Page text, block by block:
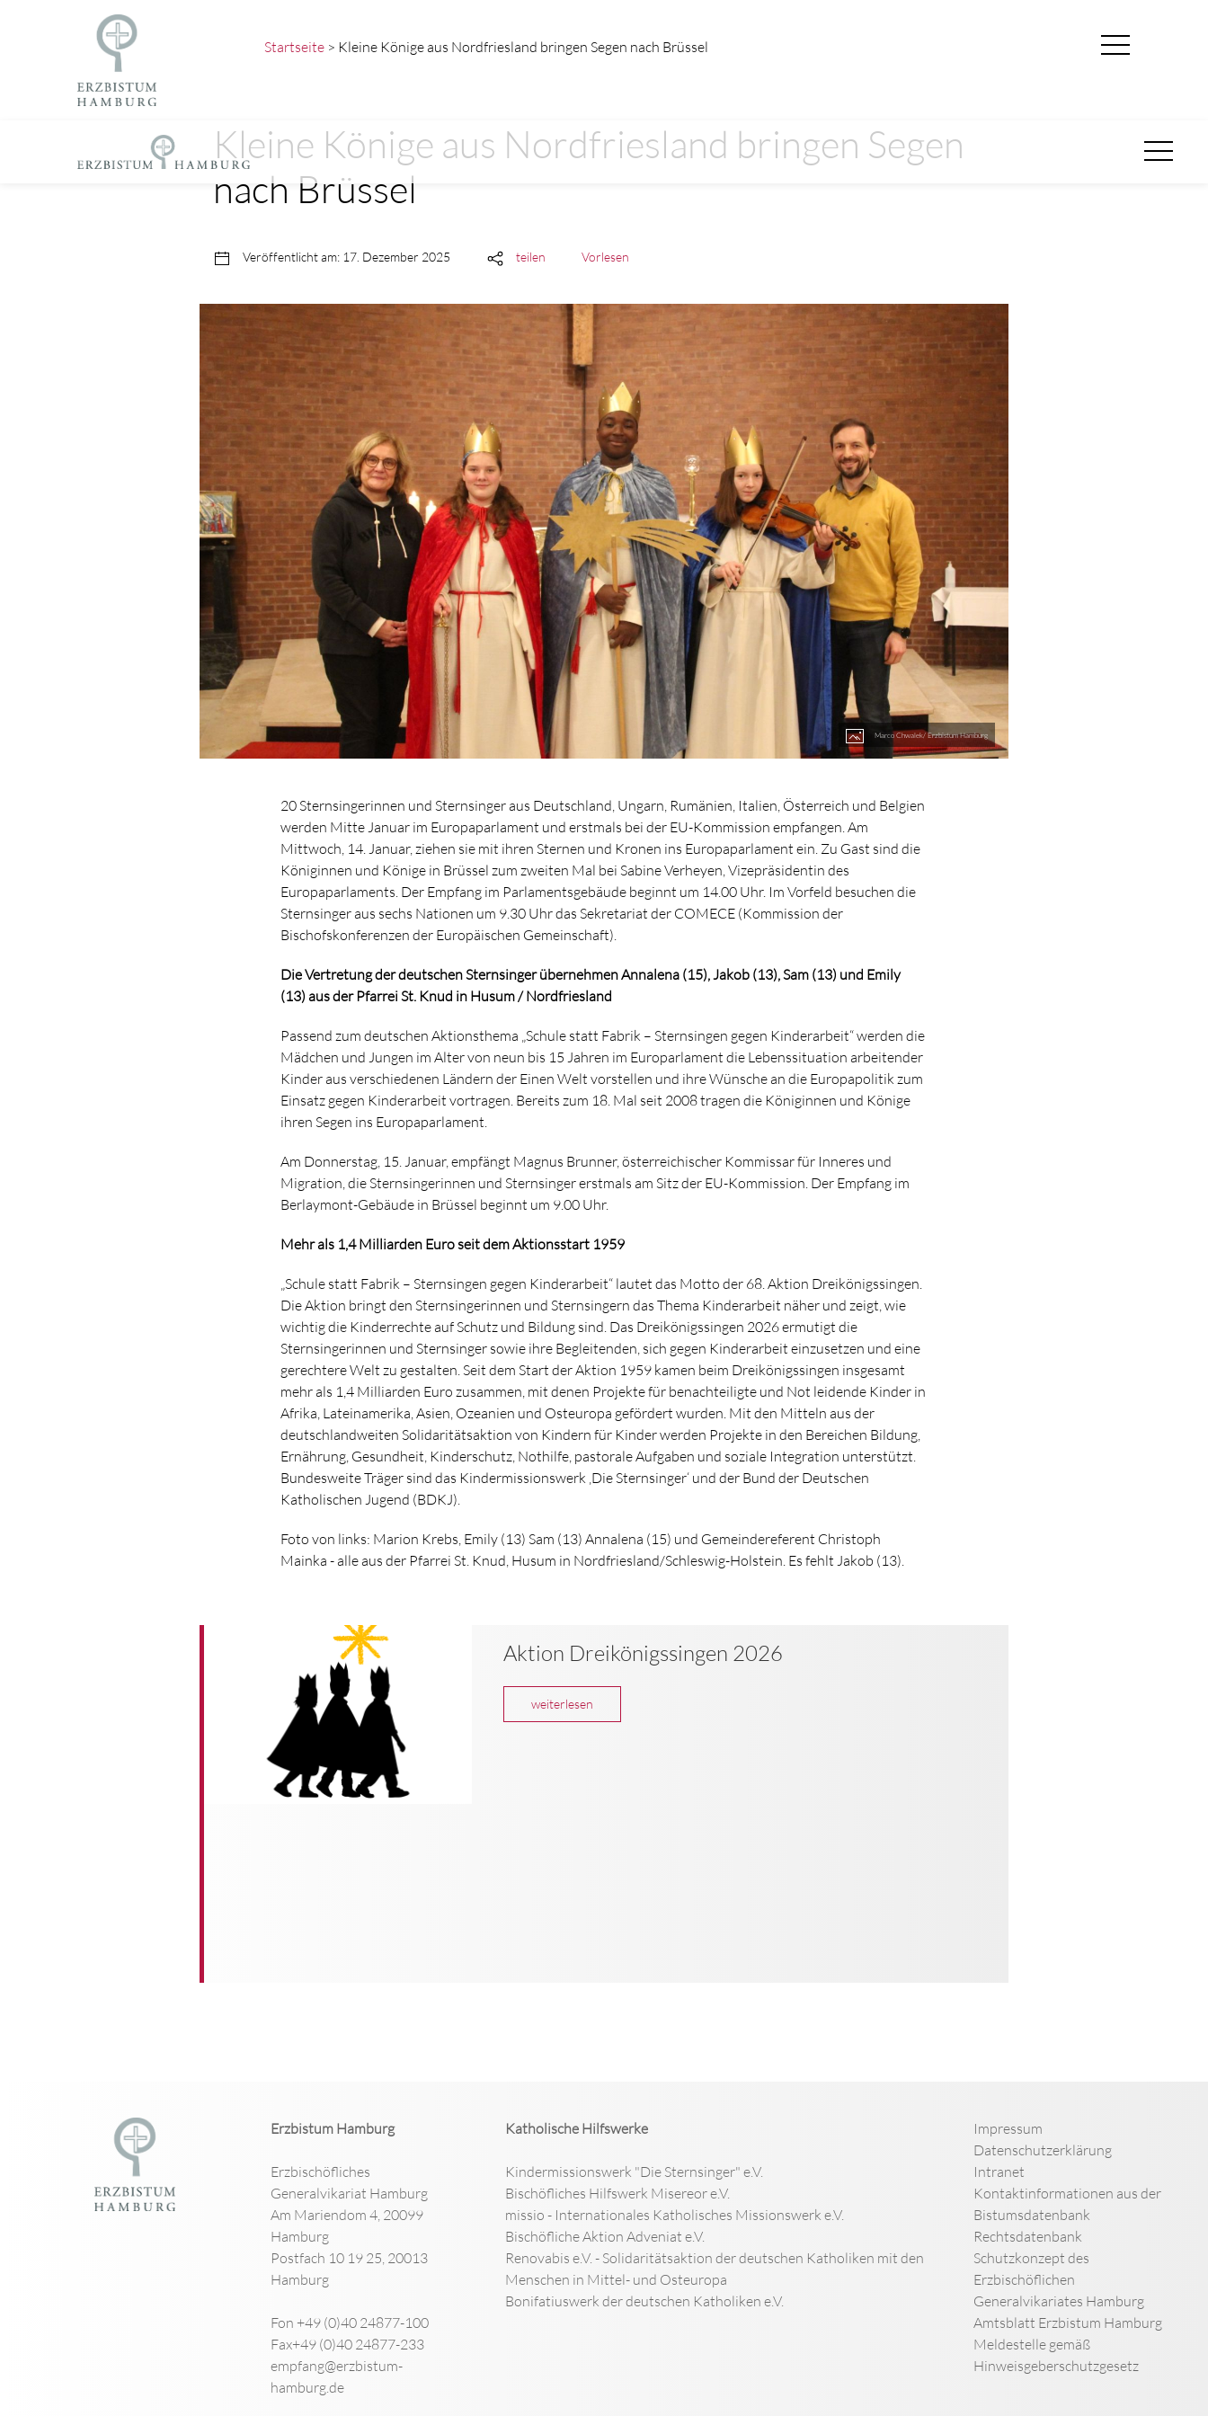
Startseite > Kleine Könige aus Nordfriesland bringen Segen nach Brüssel
Kleine Könige aus Nordfriesland bringen Segen
nach Brüssel
Veröffentlicht am: 17. Dezember 2025 teilen Vorlesen
Marco Chwalek/ Erzbistum Hamburg
20 Sternsingerinnen und Sternsinger aus Deutschland, Ungarn, Rumänien, Italien, Österreich und Belgien
werden Mitte Januar im Europaparlament und erstmals bei der EU-Kommission empfangen. Am
Mittwoch, 14. Januar, ziehen sie mit ihren Sternen und Kronen ins Europaparlament ein. Zu Gast sind die
Königinnen und Könige in Brüssel zum zweiten Mal bei Sabine Verheyen, Vizepräsidentin des
Europaparlaments. Der Empfang im Parlamentsgebäude beginnt um 14.00 Uhr. Im Vorfeld besuchen die
Sternsinger aus sechs Nationen um 9.30 Uhr das Sekretariat der COMECE (Kommission der
Bischofskonferenzen der Europäischen Gemeinschaft).
Die Vertretung der deutschen Sternsinger übernehmen Annalena (15), Jakob (13), Sam (13) und Emily
(13) aus der Pfarrei St. Knud in Husum / Nordfriesland
Passend zum deutschen Aktionsthema „Schule statt Fabrik – Sternsingen gegen Kinderarbeit“werden die
Mädchen und Jungen im Alter von neun bis 15 Jahren im Europarlament die Lebenssituation arbeitender
Kinder aus verschiedenen Ländern der Einen Welt vorstellen und ihre Wünsche an die Europapolitik zum
Einsatz gegen Kinderarbeit vortragen. Bereits zum 18. Mal seit 2008 tragen die Königinnen und Könige
ihren Segen ins Europaparlament.
Am Donnerstag, 15. Januar, empfängt Magnus Brunner, österreichischer Kommissar für Inneres und
Migration, die Sternsingerinnen und Sternsinger erstmals am Sitz der EU-Kommission. Der Empfang im
Berlaymont-Gebäude in Brüssel beginnt um 9.00 Uhr.
Mehr als 1,4 Milliarden Euro seit dem Aktionsstart 1959
„Schule statt Fabrik – Sternsingen gegen Kinderarbeit“ lautet das Motto der 68. Aktion Dreikönigssingen.
Die Aktion bringt den Sternsingerinnen und Sternsingern das Thema Kinderarbeit näher und zeigt, wie
wichtig die Kinderrechte auf Schutz und Bildung sind. Das Dreikönigssingen 2026 ermutigt die
Sternsingerinnen und Sternsinger sowie ihre Begleitenden, sich gegen Kinderarbeit einzusetzen und eine
gerechtere Welt zu gestalten. Seit dem Start der Aktion 1959 kamen beim Dreikönigssingen insgesamt
mehr als 1,4 Milliarden Euro zusammen, mit denen Projekte für benachteiligte und Not leidende Kinder in
Afrika, Lateinamerika, Asien, Ozeanien und Osteuropa gefördert wurden. Mit den Mitteln aus der
deutschlandweiten Solidaritätsaktion von Kindern für Kinder werden Projekte in den Bereichen Bildung,
Ernährung, Gesundheit, Kinderschutz, Nothilfe, pastorale Aufgaben und soziale Integration unterstützt.
Bundesweite Träger sind das Kindermissionswerk ‚Die Sternsinger‘ und der Bund der Deutschen
Katholischen Jugend (BDKJ).
Foto von links: Marion Krebs, Emily (13) Sam (13) Annalena (15) und Gemeindereferent Christoph
Mainka - alle aus der Pfarrei St. Knud, Husum in Nordfriesland/Schleswig-Holstein. Es fehlt Jakob (13).
Aktion Dreikönigssingen 2026
weiterlesen
Erzbistum Hamburg
Erzbischöfliches
Generalvikariat Hamburg
Am Mariendom 4, 20099
Hamburg
Postfach 10 19 25, 20013
Hamburg
Fon +49 (0)40 24877-100
Fax+49 (0)40 24877-233
empfang@erzbistum-
hamburg.de
Katholische Hilfswerke
Kindermissionswerk "Die Sternsinger" e.V.
Bischöfliches Hilfswerk Misereor e.V.
missio - Internationales Katholisches Missionswerk e.V.
Bischöfliche Aktion Adveniat e.V.
Renovabis e.V. - Solidaritätsaktion der deutschen Katholiken mit den
Menschen in Mittel- und Osteuropa
Bonifatiuswerk der deutschen Katholiken e.V.
Impressum
Datenschutzerklärung
Intranet
Kontaktinformationen aus der
Bistumsdatenbank
Rechtsdatenbank
Schutzkonzept des
Erzbischöflichen
Generalvikariates Hamburg
Amtsblatt Erzbistum Hamburg
Meldestelle gemäß
Hinweisgeberschutzgesetz